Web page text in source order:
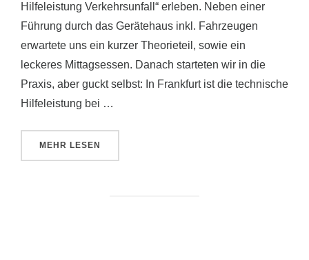
Hilfeleistung Verkehrsunfall“ erleben. Neben einer
Führung durch das Gerätehaus inkl. Fahrzeugen
erwartete uns ein kurzer Theorieteil, sowie ein
leckeres Mittagsessen. Danach starteten wir in die
Praxis, aber guckt selbst: In Frankfurt ist die technische
Hilfeleistung bei …
MEHR ÜBER „GEMEINSAME ÜBUNG MIT FF
LESEN